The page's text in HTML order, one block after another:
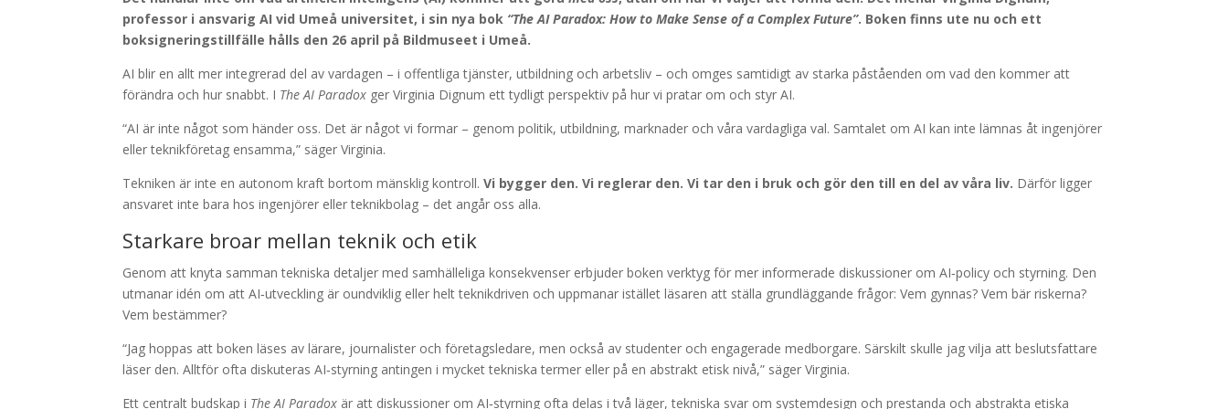
professor i ansvarig AI vid Umeå universitet, i sin nya bok “The AI Paradox: How to Make Sense of a Complex Future”. Boken finns ute nu och ett
boksigneringstillfälle hålls den 26 april på Bildmuseet i Umeå.
AI blir en allt mer integrerad del av vardagen – i offentliga tjänster, utbildning och arbetsliv – och omges samtidigt av starka påståenden om vad den kommer att
förändra och hur snabbt. I The AI Paradox ger Virginia Dignum ett tydligt perspektiv på hur vi pratar om och styr AI.
“AI är inte något som händer oss. Det är något vi formar – genom politik, utbildning, marknader och våra vardagliga val. Samtalet om AI kan inte lämnas åt ingenjörer
eller teknikföretag ensamma,” säger Virginia.
Tekniken är inte en autonom kraft bortom mänsklig kontroll.Vi bygger den. Vi reglerar den. Vi tar den i bruk och gör den till en del av våra liv. Därför ligger
ansvaret inte bara hos ingenjörer eller teknikbolag – det angår oss alla.
Starkare broar mellan teknik och etik
Genom att knyta samman tekniska detaljer med samhälleliga konsekvenser erbjuder boken verktyg för mer informerade diskussioner om AI‑policy och styrning. Den
utmanar idén om att AI‑utveckling är oundviklig eller helt teknikdriven och uppmanar istället läsaren att ställa grundläggande frågor: Vem gynnas? Vem bär riskerna?
Vem bestämmer?
“Jag hoppas att boken läses av lärare, journalister och företagsledare, men också av studenter och engagerade medborgare. Särskilt skulle jag vilja att beslutsfattare
läser den. Alltför ofta diskuteras AI‑styrning antingen i mycket tekniska termer eller på en abstrakt etisk nivå,” säger Virginia.
Ett centralt budskap i The AI Paradox är att diskussioner om AI‑styrning ofta delas i två läger, tekniska svar om systemdesign och prestanda och abstrakta etiska